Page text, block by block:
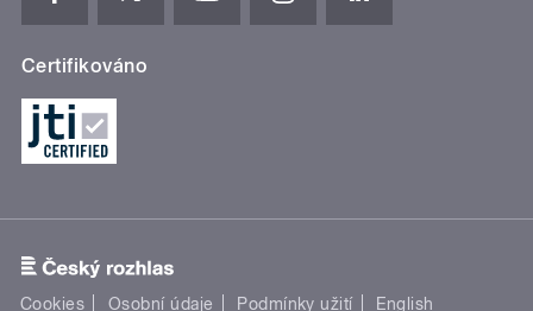
Certifikováno
Cookies Osobní údaje Podmínky užití English